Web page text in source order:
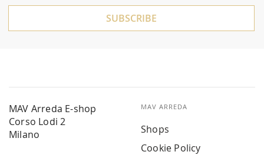
SUBSCRIBE
MAV Arreda E-shop
Corso Lodi 2
Milano
MAV ARREDA
Shops
Cookie Policy